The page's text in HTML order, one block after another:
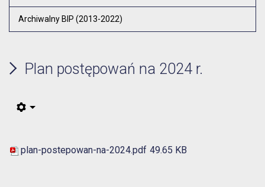
Archiwalny BIP (2013-2022)
Plan postępowań na 2024 r.
plan-postepowan-na-2024.pdf 49.65 KB